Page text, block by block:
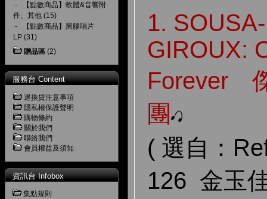
-
【點數商品】軟體&音響附
件、其他 (15)
-
【點數商品】黑膠唱片
LP (31)
贈品區 (2)
服務台 Content
退換貨注意事項
隱私權保護聲明
購物條約
關於我們
聯絡我們
會員權益及須知
資訊台 Infobox
集點規則
1.
GIROUX:
Forever
團
( 選自：
126 金玉